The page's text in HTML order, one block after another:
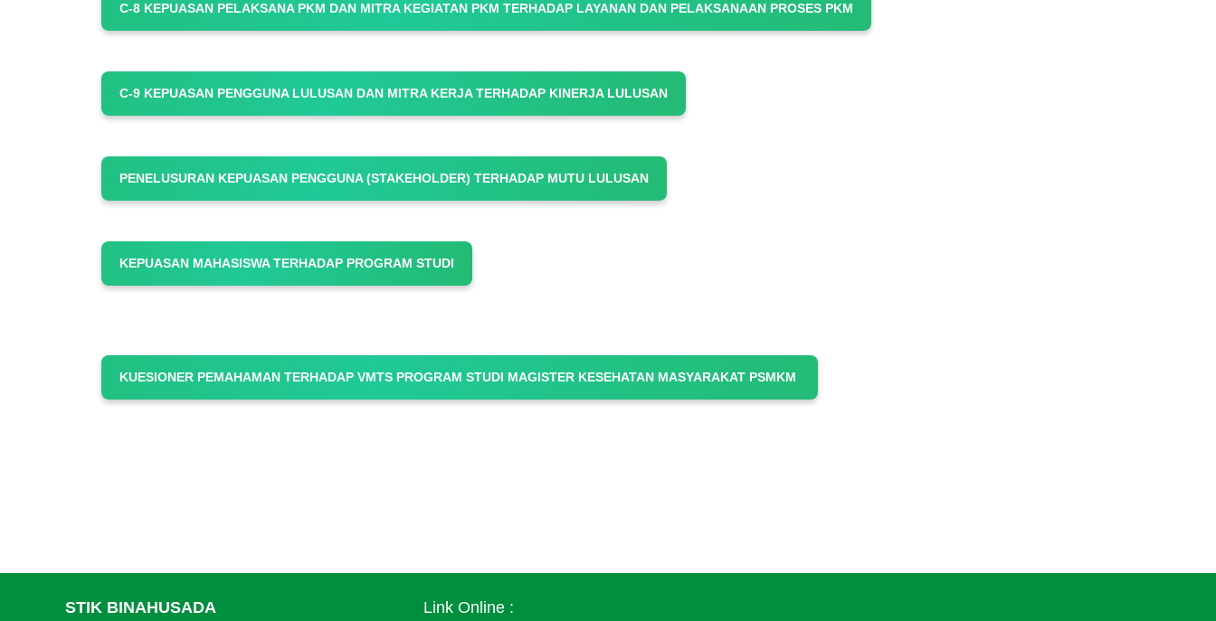
C-8 KEPUASAN PELAKSANA PKM DAN MITRA KEGIATAN PKM TERHADAP LAYANAN DAN PELAKSANAAN PROSES PKM
C-9 KEPUASAN PENGGUNA LULUSAN DAN MITRA KERJA TERHADAP KINERJA LULUSAN
PENELUSURAN KEPUASAN PENGGUNA (STAKEHOLDER) TERHADAP MUTU LULUSAN
KEPUASAN MAHASISWA TERHADAP PROGRAM STUDI
KUESIONER PEMAHAMAN TERHADAP VMTS PROGRAM STUDI MAGISTER KESEHATAN MASYARAKAT PSMKM
STIK BINAHUSADA Link Online :